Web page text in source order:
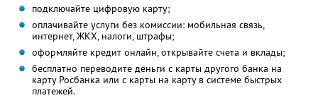
подключайте цифровую карту;
оплачивайте услуги без комиссии: мобильная связь,
интернет, ЖКХ, налоги, штрафы;
оформляйте кредит онлайн, открывайте счета и вклады;
бесплатно переводите деньги с карты другого банка на
карту Росбанка или с карты на карту в системе быстрых
платежей.